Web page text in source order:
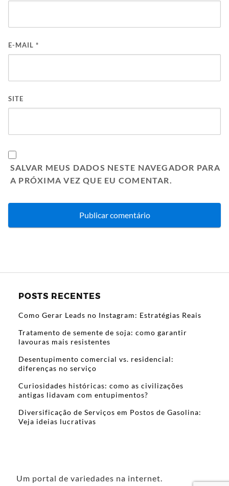
E-MAIL *
SITE
SALVAR MEUS DADOS NESTE NAVEGADOR PARA
A PRÓXIMA VEZ QUE EU COMENTAR.
POSTS RECENTES
Como Gerar Leads no Instagram: Estratégias Reais
Tratamento de semente de soja: como garantir
lavouras mais resistentes
Desentupimento comercial vs. residencial:
diferenças no serviço
Curiosidades históricas: como as civilizações
antigas lidavam com entupimentos?
Diversificação de Serviços em Postos de Gasolina:
Veja ideias lucrativas
Um portal de variedades na internet.